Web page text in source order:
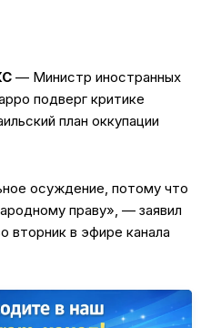
— Министр иностранных
подверг критике
план оккупации
осуждение, потому что
праву», — заявил
вторник в эфире канала